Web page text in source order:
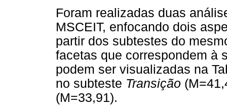
Foram realizadas duas
MSCEIT, enfocando dois
partir dos subtestes do
facetas que correspondem à
podem ser visualizadas na
no subteste Transição
(M=33,91).